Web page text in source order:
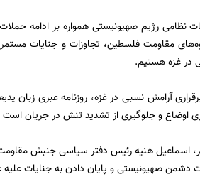
نظامی رژیم صهیونیستی همواره بر ادامه
مقاومت فلسطین، تجاوزات و جنایات
در غزه هستیم.
آرامش نسبی در غزه، روزنامه عبری
اوضاع و جلوگیری از تشدید تنش در جریان
اسماعیل هنیه رئیس دفتر سیاسی جنبش
دشمن صهیونیستی و پایان دادن به جنایات علیه